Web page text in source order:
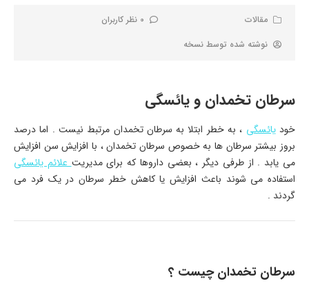
مقالات
0 نظر کاربران
نوشته شده توسط نسخه
سرطان تخمدان و یائسگی
خودیائسگی ، به خطر ابتلا به سرطان تخمدان مرتبط نیست . اما درصد
بروز بیشتر سرطان ها به خصوص سرطان تخمدان ، با افزایش سن افزایش
می یابد . از طرفی دیگر ، بعضی داروها که برای مدیریتعلائم یائسگی
استفاده می شوند باعث افزایش یا کاهش خطر سرطان در یک فرد می
گردند .
سرطان تخمدان چیست ؟